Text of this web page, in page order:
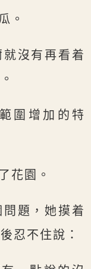
。
沒有再看着
圍增加的特
花園。
題，她摸着
忍不住說：